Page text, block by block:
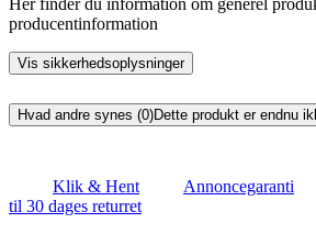
Her finder du information om generel
producentinformation
Vis sikkerhedsoplysninger
Hvad andre synes (0)Dette produkt er endnu
Klik & Hent Annoncegaranti
til 30 dages returret